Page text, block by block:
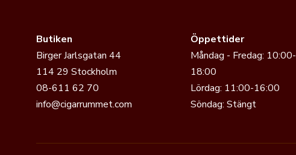
Butiken
Birger Jarlsgatan 44
114 29 Stockholm
08-611 62 70
info@cigarrummet.com
Öppettider
Måndag - Fredag: 10:00-
18:00
Lördag: 11:00-16:00
Söndag: Stängt